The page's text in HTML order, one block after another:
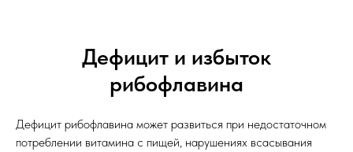
Дефицит и избыток
рибофлавина
Дефицит рибофлавина может развиться при недостаточном
потреблении витамина с пищей, нарушениях всасывания